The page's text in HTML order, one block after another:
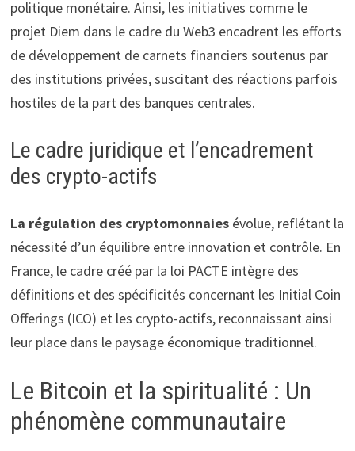
politique monétaire. Ainsi, les initiatives comme le
projet Diem dans le cadre du Web3 encadrent les efforts
de développement de carnets financiers soutenus par
des institutions privées, suscitant des réactions parfois
hostiles de la part des banques centrales.
Le cadre juridique et l’encadrement
des crypto-actifs
La régulation des cryptomonnaiesévolue, reflétant la
nécessité d’un équilibre entre innovation et contrôle. En
France, le cadre créé par la loi PACTE intègre des
définitions et des spécificités concernant les Initial Coin
Offerings (ICO) et les crypto-actifs, reconnaissant ainsi
leur place dans le paysage économique traditionnel.
Le Bitcoin et la spiritualité : Un
phénomène communautaire